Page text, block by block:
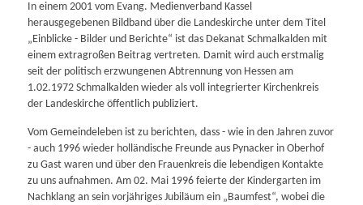
In einem 2001 vom Evang. Medienverband Kassel
herausgegebenen Bildband über die Landeskirche unter dem Titel
„Einblicke - Bilder und Berichte“ ist das Dekanat Schmalkalden mit
einem extragroßen Beitrag vertreten. Damit wird auch erstmalig
seit der politisch erzwungenen Abtrennung von Hessen am
1.02.1972 Schmalkalden wieder als voll integrierter Kirchenkreis
der Landeskirche öffentlich publiziert.
Vom Gemeindeleben ist zu berichten, dass - wie in den Jahren zuvor
- auch 1996 wieder holländische Freunde aus Pynacker in Oberhof
zu Gast waren und über den Frauenkreis die lebendigen Kontakte
zu uns aufnahmen. Am 02. Mai 1996 feierte der Kindergarten im
Nachklang an sein vorjähriges Jubiläum ein „Baumfest“, wobei die